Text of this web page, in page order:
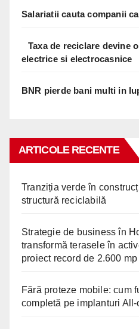
Salariatii cauta companii
Taxa de reciclare devine
electrice si electrocasnice
BNR pierde bani multi in
ARTICOLE RECENTE
Tranziția verde în
structură reciclabilă
Strategie de business în
transformă terasele în
proiect record de 2.600
Fără proteze mobile: cum
completă pe implanturi All-